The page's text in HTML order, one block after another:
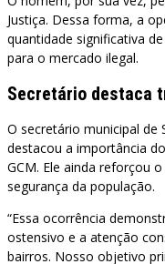
Justiça. Dessa forma, a
quantidade significativa
para o mercado ilegal.
Secretário destaca
O secretário municipal de
destacou a importância
GCM. Ele ainda reforçou
segurança da população.
“Essa ocorrência
ostensivo e a atenção
bairros. Nosso objetivo